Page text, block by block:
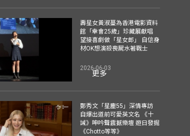
壽星女黃淑蔓為香港電影資料
館「幸會25歲」珍藏展獻唱
望接喜劇做「星女郎」 自信身
材OK想演殺喪屍水著戰士
2026-06-03
更多
鄭秀文「星塵55」深情專訪
自爆出道前可愛英文名 《十
誡》呻吟聲震撼樂壇 遊日發掘
《Chotto等等》